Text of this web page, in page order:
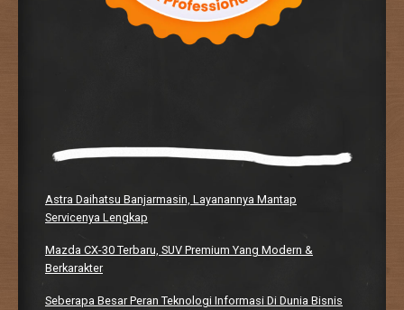
Astra Daihatsu Banjarmasin, Layanannya Mantap
Servicenya Lengkap
Mazda CX-30 Terbaru, SUV Premium Yang Modern &
Berkarakter
Seberapa Besar Peran Teknologi Informasi Di Dunia Bisnis